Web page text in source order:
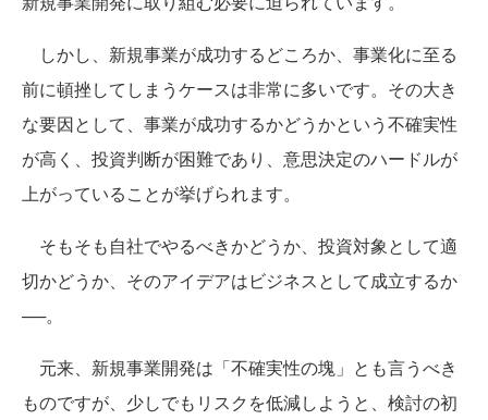
しかし、新規事業が成功するどころか、事業化に至る
前に頓挫してしまうケースは非常に多いです。その大き
な要因として、事業が成功するかどうかという不確実性
が高く、投資判断が困難であり、意思決定のハードルが
上がっていることが挙げられます。
そもそも自社でやるべきかどうか、投資対象として適
切かどうか、そのアイデアはビジネスとして成立するか
──。
元来、新規事業開発は「不確実性の塊」とも言うべき
ものですが、少しでもリスクを低減しようと、検討の初